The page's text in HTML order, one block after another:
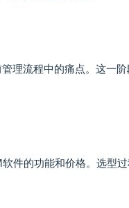
理流程中的痛点。这一
件的功能和价格。选型